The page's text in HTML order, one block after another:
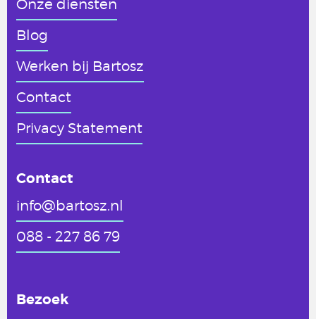
Onze diensten
Blog
Werken bij Bartosz
Contact
Privacy Statement
Contact
info@bartosz.nl
088 - 227 86 79
Bezoek